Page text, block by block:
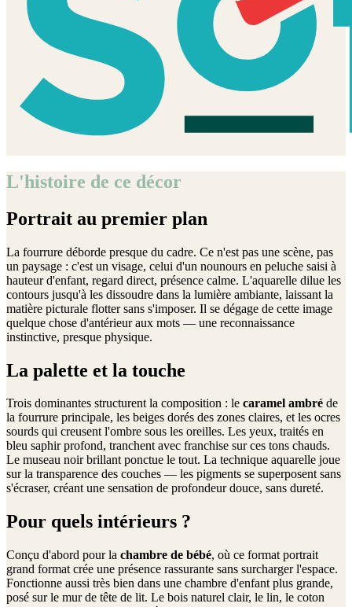
L'histoire de ce décor
Portrait au premier plan
La fourrure déborde presque du cadre. Ce n'est pas une scène, pas
un paysage : c'est un visage, celui d'un nounours en peluche saisi à
hauteur d'enfant, regard direct, présence calme. L'aquarelle dilue les
contours jusqu'à les dissoudre dans la lumière ambiante, laissant la
matière picturale flotter sans s'imposer. Il se dégage de cette image
quelque chose d'antérieur aux mots — une reconnaissance
instinctive, presque physique.
La palette et la touche
Trois dominantes structurent la composition : le caramel ambré de
la fourrure principale, les beiges dorés des zones claires, et les ocres
sourds qui creusent l'ombre sous les oreilles. Les yeux, traités en
bleu saphir profond, tranchent avec franchise sur ces tons chauds.
Le museau noir brillant ponctue le tout. La technique aquarelle joue
sur la transparence des couches — les pigments se superposent sans
s'écraser, créant une sensation de profondeur douce, sans dureté.
Pour quels intérieurs ?
Conçu d'abord pour la chambre de bébé, où ce format portrait
grand format crée une présence rassurante sans surcharger l'espace.
Fonctionne aussi très bien dans une chambre d'enfant plus grande,
posé sur le mur de tête de lit. Le bois naturel clair, le lin, le coton